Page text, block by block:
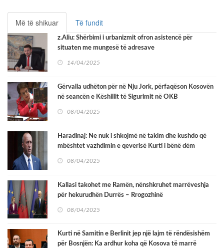
Më të shikuar Të fundit
z.Aliu: Shërbimi i urbanizmit ofron asistencë për
situaten me mungesë të adresave
14/04/2025
Gërvalla udhëton për në Nju Jork, përfaqëson Kosovën
në seancën e Këshillit të Sigurimit në OKB
08/04/2025
Haradinaj: Ne nuk i shkojmë në takim dhe kushdo që
mbështet vazhdimin e qeverisë Kurti i bënë dëm
08/04/2025
Kallasi takohet me Ramën, nënshkruhet marrëveshja
për hekurudhën Durrës – Rrogozhinë
08/04/2025
Kurti në Samitin e Berlinit jep një lajm të rëndësishëm
për Bosnjën: Ka ardhur koha që Kosova të marrë